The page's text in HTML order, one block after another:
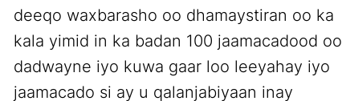
deeqo waxbarasho oo dhamaystiran oo ka
kala yimid in ka badan 100 jaamacadood oo
dadwayne iyo kuwa gaar loo leeyahay iyo
jaamacado si ay u qalanjabiyaan inay